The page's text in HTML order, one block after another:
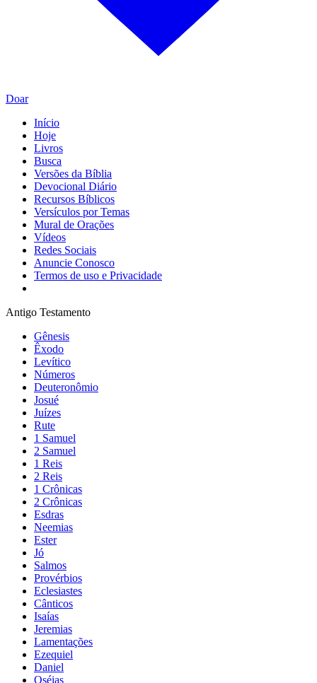
Doar
Início
Hoje
Livros
Busca
Versões da Bíblia
Devocional Diário
Recursos Bíblicos
Versículos por Temas
Mural de Orações
Vídeos
Redes Sociais
Anuncie Conosco
Termos de uso e Privacidade
Antigo Testamento
Gênesis
Êxodo
Levítico
Números
Deuteronômio
Josué
Juízes
Rute
1 Samuel
2 Samuel
1 Reis
2 Reis
1 Crônicas
2 Crônicas
Esdras
Neemias
Ester
Jó
Salmos
Provérbios
Eclesiastes
Cânticos
Isaías
Jeremias
Lamentações
Ezequiel
Daniel
Oséias